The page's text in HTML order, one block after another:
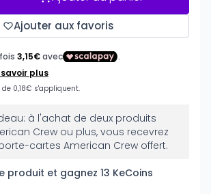
Ajouter aux favoris
à l'achat de deux produits
Crew ou plus, vous recevrez
cartes American Crew offert.
produit et gagnez 13 KeCoins